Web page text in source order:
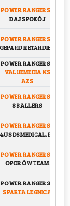
POWER RANGERS
DAJ SPOKÓJ
POWER RANGERS
GEPARD RETARDIEU
POWER RANGERS
VALUEMEDIA KS
AZS
POWER RANGERS
8 BALLERS
POWER RANGERS
4US DSMEDICAL.PL
POWER RANGERS
OPORÓW TEAM
POWER RANGERS
SPARTA LEGNICA